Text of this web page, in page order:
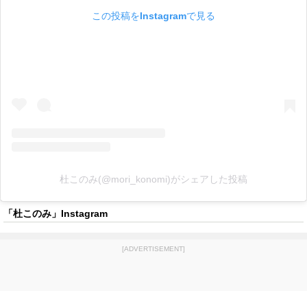
この投稿をInstagramで見る
杜このみ(@mori_konomi)がシェアした投稿
「杜このみ」Instagram
[ADVERTISEMENT]